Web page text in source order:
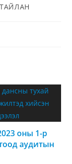
оны 1-р
аудитын